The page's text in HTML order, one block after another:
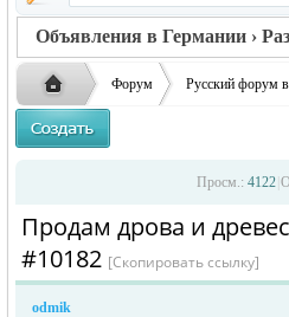
Объявления в Германии ›
Форум Русский форум
Объявления в Германии
› ›
Просм.: 4122
Продам дрова и
#10182 [Скопировать ссылку]
odmik